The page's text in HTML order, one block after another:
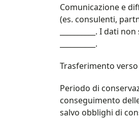
Comunicazione e
(es. consulenti,
__________. I dati
__________.
Trasferimento verso
Periodo di
conseguimento
salvo obblighi di